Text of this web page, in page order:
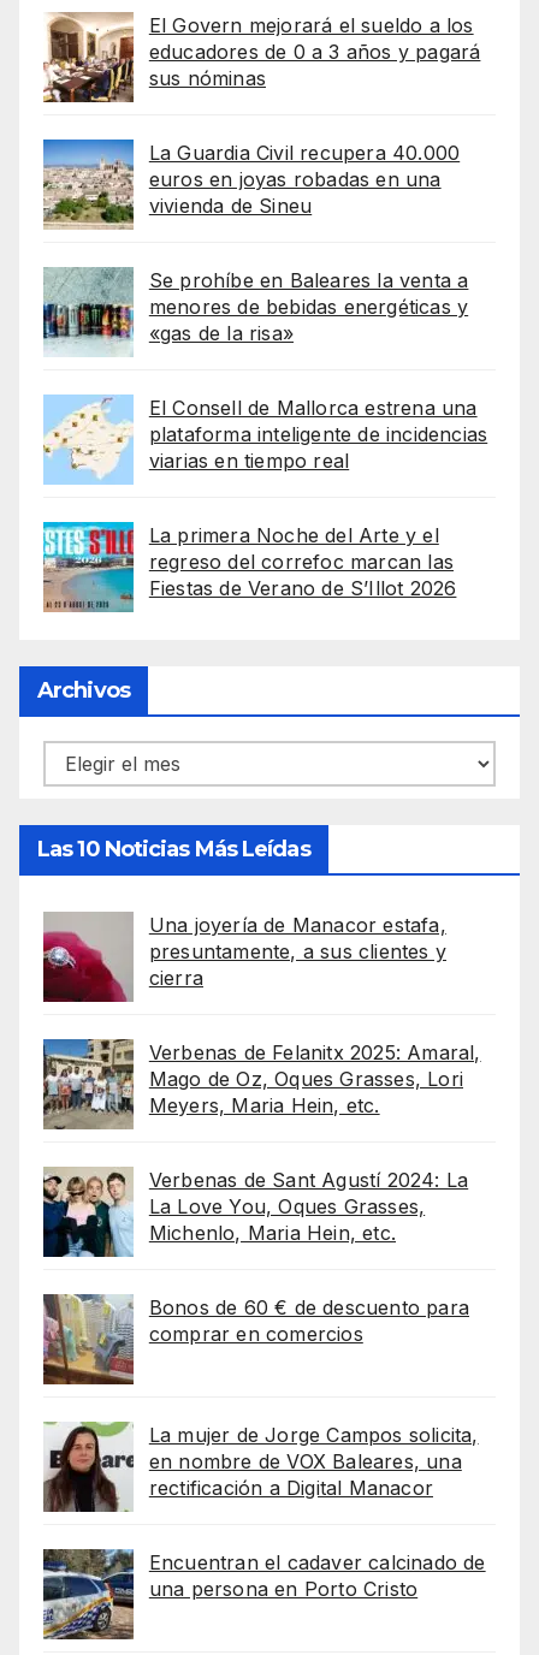
El Govern mejorará el sueldo a los
educadores de 0 a 3 años y pagará
sus nóminas
La Guardia Civil recupera 40.000
euros en joyas robadas en una
vivienda de Sineu
Se prohíbe en Baleares la venta a
menores de bebidas energéticas y
«gas de la risa»
El Consell de Mallorca estrena una
plataforma inteligente de incidencias
viarias en tiempo real
La primera Noche del Arte y el
regreso del correfoc marcan las
Fiestas de Verano de S’Illot 2026
Archivos
Archivos
Las 10 Noticias Más Leídas
Una joyería de Manacor estafa,
presuntamente, a sus clientes y
cierra
Verbenas de Felanitx 2025: Amaral,
Mago de Oz, Oques Grasses, Lori
Meyers, Maria Hein, etc.
Verbenas de Sant Agustí 2024: La
La Love You, Oques Grasses,
Michenlo, Maria Hein, etc.
Bonos de 60 € de descuento para
comprar en comercios
La mujer de Jorge Campos solicita,
en nombre de VOX Baleares, una
rectificación a Digital Manacor
Encuentran el cadaver calcinado de
una persona en Porto Cristo